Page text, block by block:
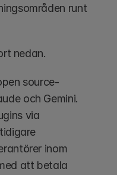
runt
nedan.
source-
och Gemini.
via
inom
att betala